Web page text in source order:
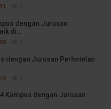
dengan Jurusan
di…
dengan Jurusan Perhotelan
4 Kampus dengan Jurusan